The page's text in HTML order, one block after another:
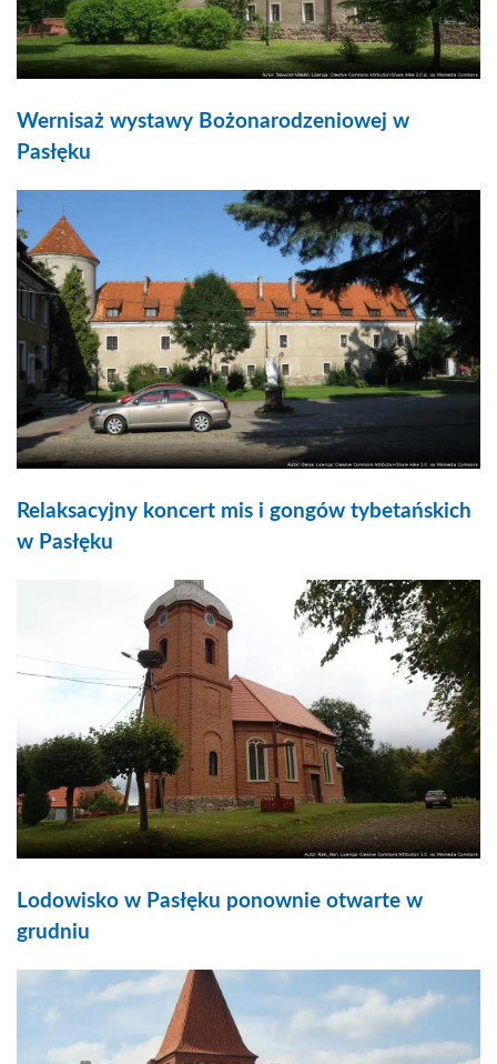
Wernisaż wystawy Bożonarodzeniowej w
Pasłęku
Relaksacyjny koncert mis i gongów tybetańskich
w Pasłęku
Lodowisko w Pasłęku ponownie otwarte w
grudniu